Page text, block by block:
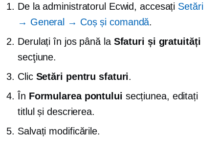
De la administratorul Ecwid, accesați Setări
→ General → Coș și comandă.
Derulați în jos până la Sfaturi și gratuități
secţiune.
Clic Setări pentru sfaturi.
În Formularea pontului secțiunea, editați
titlul și descrierea.
Salvați modificările.